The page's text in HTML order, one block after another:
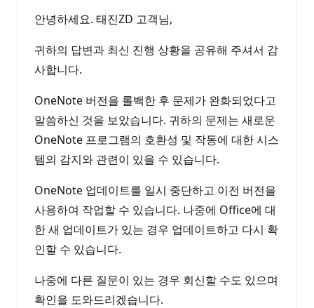
안녕하세요. 태진ZD 고객님,
귀하의 답변과 최신 진행 상황을 공유해 주셔서 감
사합니다.
OneNote 버전을 롤백한 후 문제가 완화되었다고
말씀하신 것을 보았습니다. 귀하의 문제는 새로운
OneNote 프로그램의 호환성 및 작동에 대한 시스
템의 감지와 관련이 있을 수 있습니다.
OneNote 업데이트를 일시 중단하고 이전 버전을
사용하여 작업할 수 있습니다. 나중에 Office에 대
한 새 업데이트가 있는 경우 업데이트하고 다시 확
인할 수 있습니다.
나중에 다른 질문이 있는 경우 회신할 수도 있으며
확인을 도와드리겠습니다.